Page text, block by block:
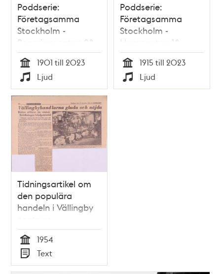
Poddserie:
Företagsamma
Stockholm -
Regeringsgatan 28,
Indiska
Tid
1901 till 2023
Typ
Ljud
Poddserie:
Företagsamma
Stockholm -
Hamngatan 18,
Nordiska Kompaniet
Tid
1915 till 2023
Typ
Ljud
Tidningsartikel om
den populära
handeln i Vällingby
Tid
1954
Typ
Text